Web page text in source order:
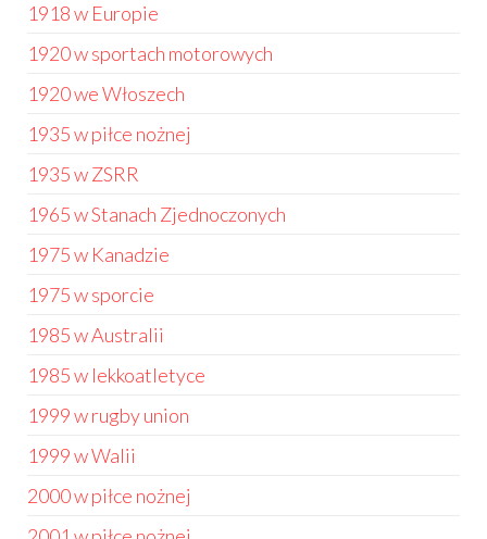
1918 w Europie
1920 w sportach motorowych
1920 we Włoszech
1935 w piłce nożnej
1935 w ZSRR
1965 w Stanach Zjednoczonych
1975 w Kanadzie
1975 w sporcie
1985 w Australii
1985 w lekkoatletyce
1999 w rugby union
1999 w Walii
2000 w piłce nożnej